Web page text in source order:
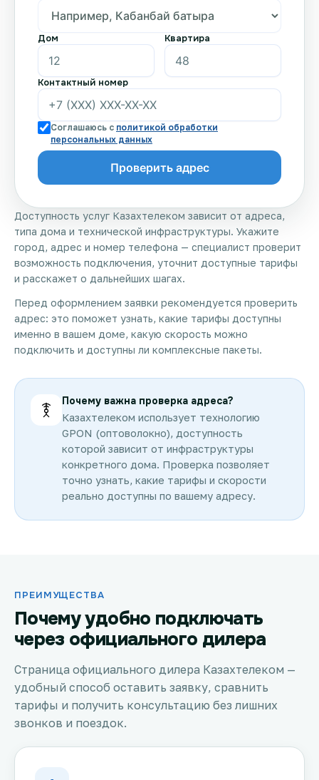
Доступность услуг Казахтелеком зависит от адреса,
типа дома и технической инфраструктуры. Укажите
город, адрес и номер телефона — специалист проверит
возможность подключения, уточнит доступные тарифы
и расскажет о дальнейших шагах.
Перед оформлением заявки рекомендуется проверить
адрес: это поможет узнать, какие тарифы доступны
именно в вашем доме, какую скорость можно
подключить и доступны ли комплексные пакеты.
Почему важна проверка адреса?
Казахтелеком использует технологию
GPON (оптоволокно), доступность
которой зависит от инфраструктуры
конкретного дома. Проверка позволяет
точно узнать, какие тарифы и скорости
реально доступны по вашему адресу.
Дом Квартира
Контактный номер
Соглашаюсь с политикой обработки
персональных данных
ПРЕИМУЩЕСТВА
Почему удобно подключать
через официального дилера
Страница официального дилера Казахтелеком —
удобный способ оставить заявку, сравнить
тарифы и получить консультацию без лишних
звонков и поездок.